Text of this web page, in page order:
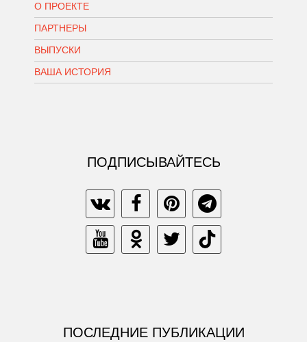
О ПРОЕКТЕ
ПАРТНЕРЫ
ВЫПУСКИ
ВАША ИСТОРИЯ
ПОДПИСЫВАЙТЕСЬ
ПОСЛЕДНИЕ ПУБЛИКАЦИИ